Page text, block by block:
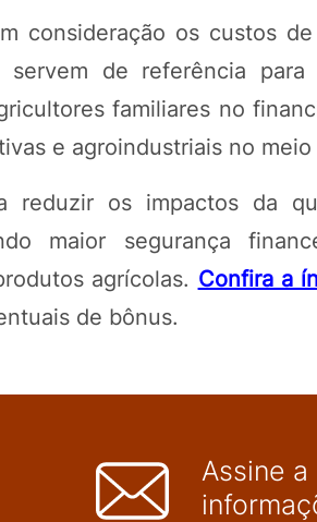
consideração os custos
servem de referência
familiares no
e agroindustriais no meio
reduzir os impactos da
maior segurança
agrícolas. Confira a
de bônus.
Assine